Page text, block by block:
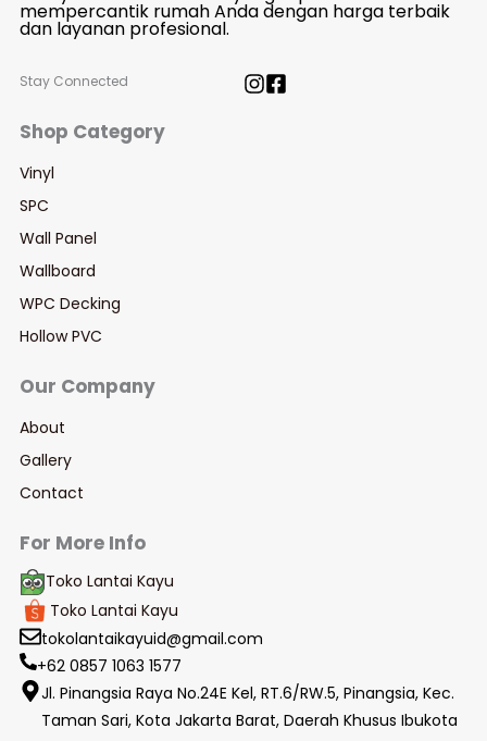
mempercantik rumah Anda dengan harga terbaik
dan layanan profesional.
Stay Connected
Shop Category
Vinyl
SPC
Wall Panel
Wallboard
WPC Decking
Hollow PVC
Our Company​
About
Gallery
Contact
For More Info
Toko Lantai Kayu
Toko Lantai Kayu
tokolantaikayuid@gmail.com
+62 0857 1063 1577
Jl. Pinangsia Raya No.24E Kel, RT.6/RW.5, Pinangsia, Kec.
Taman Sari, Kota Jakarta Barat, Daerah Khusus Ibukota